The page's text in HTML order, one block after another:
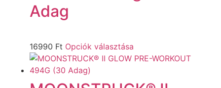
Adag
16990 Ft Opciók választása